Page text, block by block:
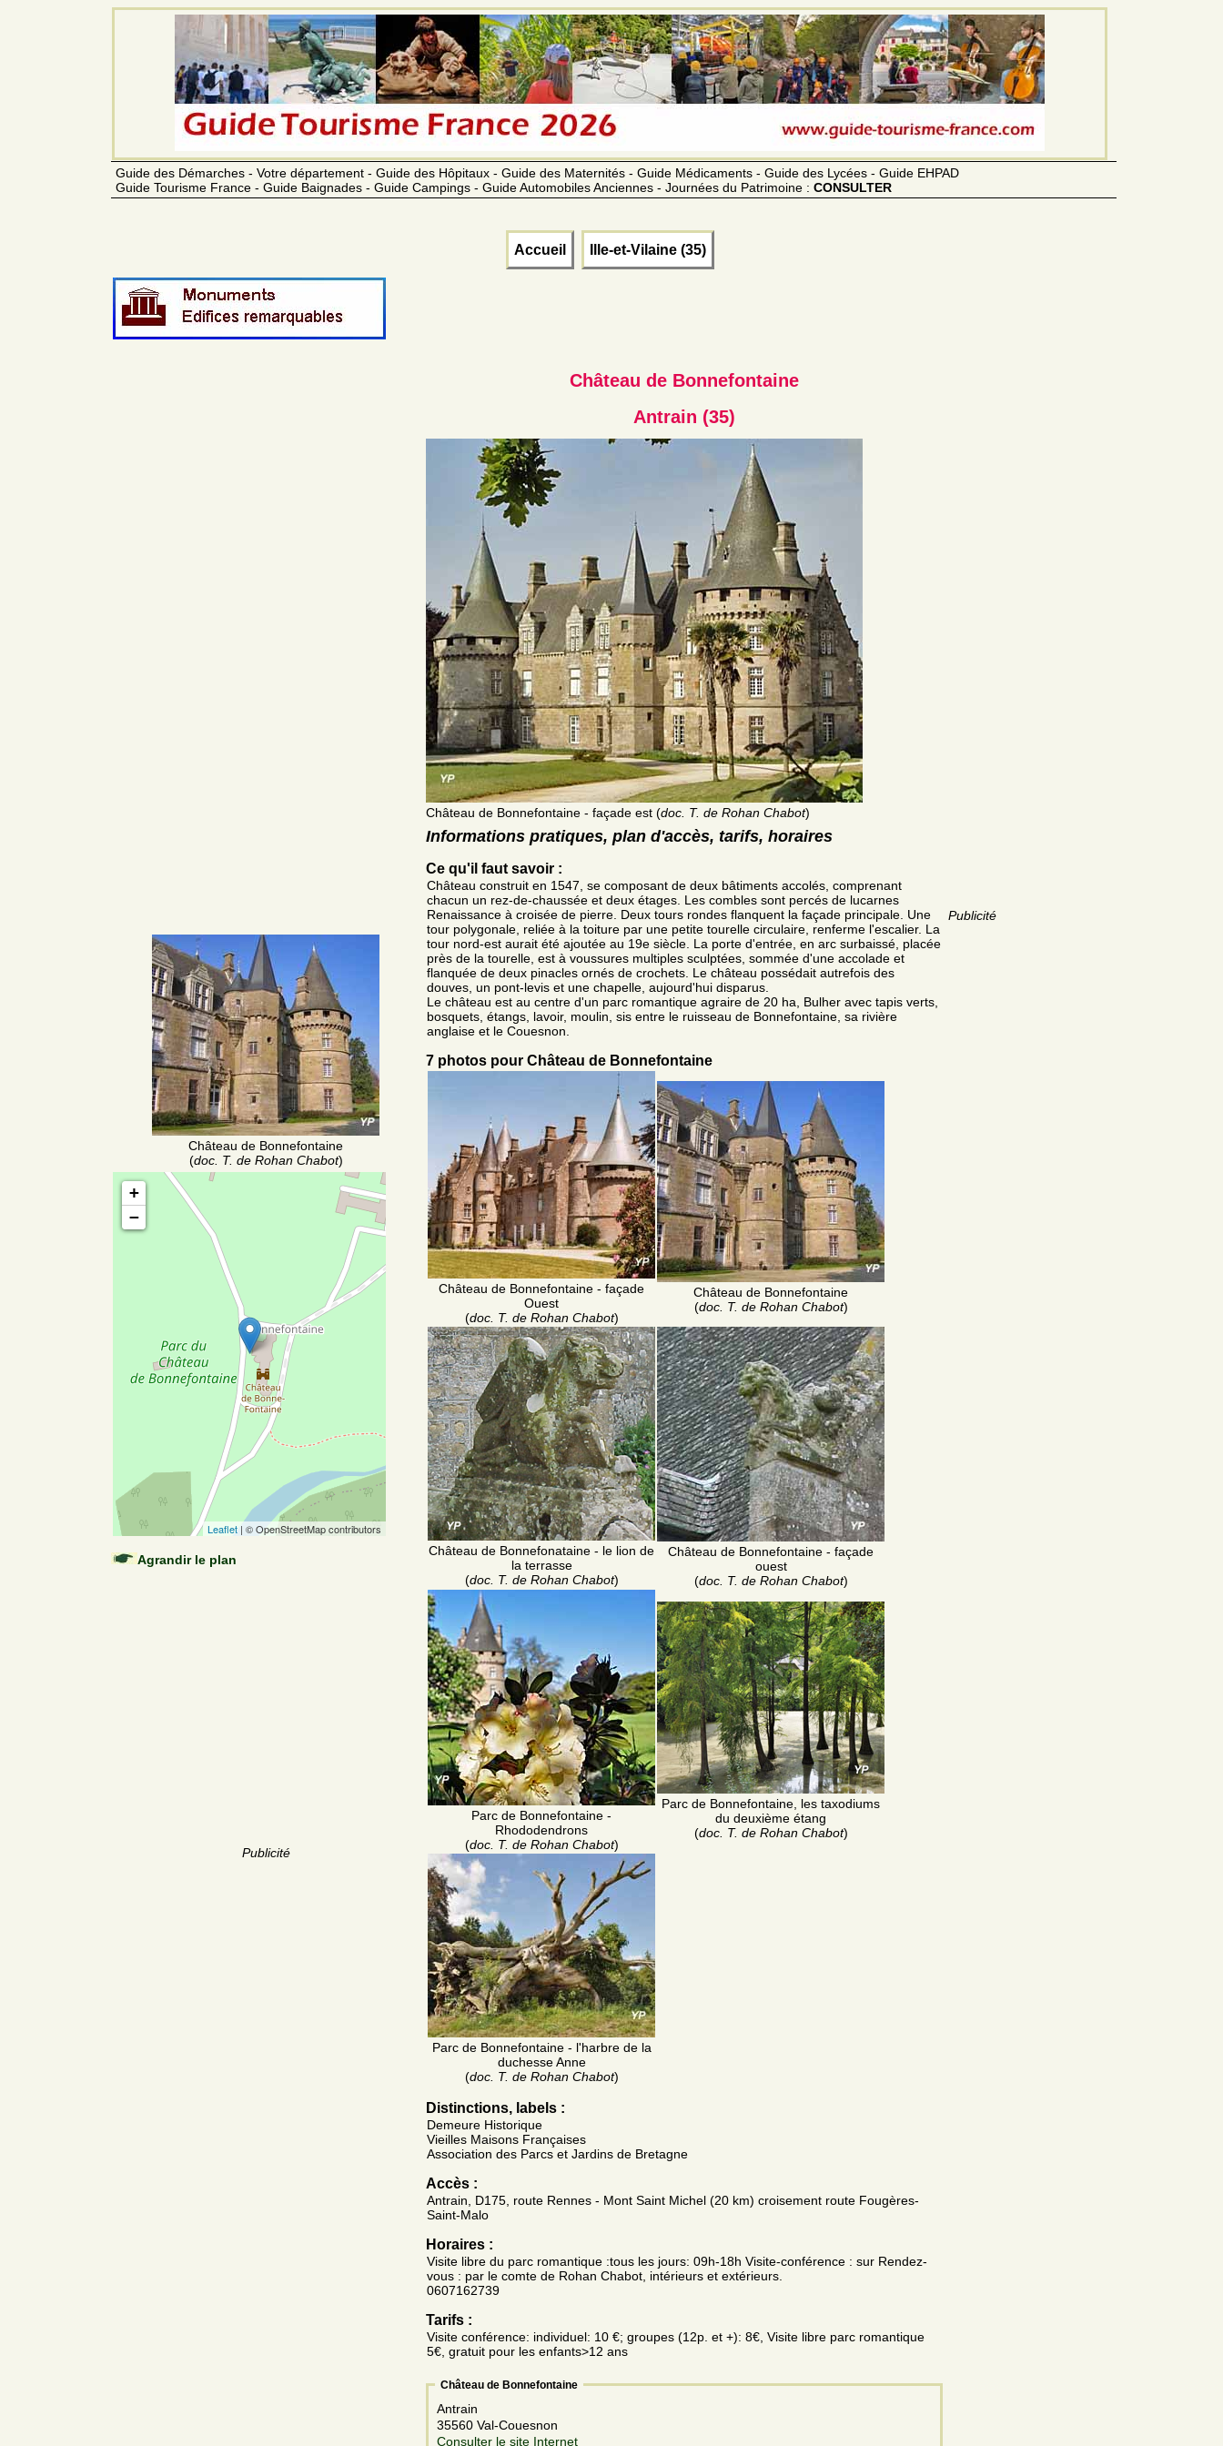
Guide des Démarches - Votre département - Guide des Hôpitaux - Guide des Maternités - Guide Médicaments - Guide des Lycées - Guide EHPAD
Guide Tourisme France - Guide Baignades - Guide Campings - Guide Automobiles Anciennes - Journées du Patrimoine : CONSULTER
Accueil Ille-et-Vilaine (35)
Château de Bonnefontaine
(doc. T. de Rohan Chabot)
+
−
Leaflet | © OpenStreetMap contributors
Agrandir le plan
Publicité
Publicité
Château de Bonnefontaine
Antrain (35)
Château de Bonnefontaine - façade est (doc. T. de Rohan Chabot)
Informations pratiques, plan d'accès, tarifs, horaires
Ce qu'il faut savoir :
Château construit en 1547, se composant de deux bâtiments accolés, comprenant
chacun un rez-de-chaussée et deux étages. Les combles sont percés de lucarnes
Renaissance à croisée de pierre. Deux tours rondes flanquent la façade principale. Une
tour polygonale, reliée à la toiture par une petite tourelle circulaire, renferme l'escalier. La
tour nord-est aurait été ajoutée au 19e siècle. La porte d'entrée, en arc surbaissé, placée
près de la tourelle, est à voussures multiples sculptées, sommée d'une accolade et
flanquée de deux pinacles ornés de crochets. Le château possédait autrefois des
douves, un pont-levis et une chapelle, aujourd'hui disparus.
Le château est au centre d'un parc romantique agraire de 20 ha, Bulher avec tapis verts,
bosquets, étangs, lavoir, moulin, sis entre le ruisseau de Bonnefontaine, sa rivière
anglaise et le Couesnon.
7 photos pour Château de Bonnefontaine
Château de Bonnefontaine - façade
Ouest
(doc. T. de Rohan Chabot)
Château de Bonnefontaine
(doc. T. de Rohan Chabot)
Château de Bonnefonataine - le lion de
la terrasse
(doc. T. de Rohan Chabot)
Château de Bonnefontaine - façade
ouest
(doc. T. de Rohan Chabot)
Parc de Bonnefontaine -
Rhododendrons
(doc. T. de Rohan Chabot)
Parc de Bonnefontaine, les taxodiums
du deuxième étang
(doc. T. de Rohan Chabot)
Parc de Bonnefontaine - l'harbre de la
duchesse Anne
(doc. T. de Rohan Chabot)
Distinctions, labels :
Demeure Historique
Vieilles Maisons Françaises
Association des Parcs et Jardins de Bretagne
Accès :
Antrain, D175, route Rennes - Mont Saint Michel (20 km) croisement route Fougères-
Saint-Malo
Horaires :
Visite libre du parc romantique :tous les jours: 09h-18h Visite-conférence : sur Rendez-
vous : par le comte de Rohan Chabot, intérieurs et extérieurs.
0607162739
Tarifs :
Visite conférence: individuel: 10 €; groupes (12p. et +): 8€, Visite libre parc romantique
5€, gratuit pour les enfants>12 ans
Château de Bonnefontaine
Antrain
35560 Val-Couesnon
Consulter le site Internet